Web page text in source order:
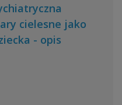
cielesne jako
- opis